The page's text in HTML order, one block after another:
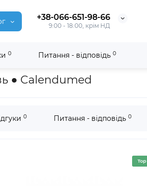
+38-066-651-98-66
9:00 - 18:00, крім НД
0 Питання - відповідь 0
● Calendumed
0 Питання - відповідь 0
Top